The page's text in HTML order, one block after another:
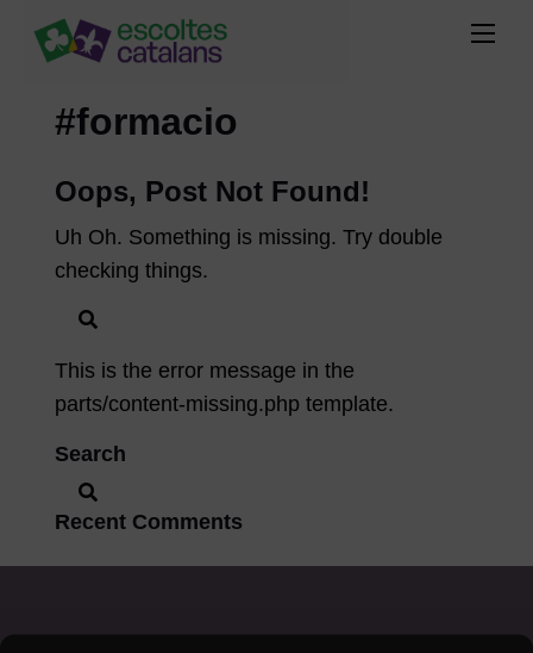
#formacio
Oops, Post Not Found!
Uh Oh. Something is missing. Try double
checking things.
This is the error message in the
parts/content-missing.php template.
Search
Recent Comments